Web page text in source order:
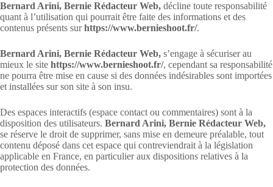
Bernard Arini, Bernie Rédacteur Web, décline toute responsabilité
quant à l’utilisation qui pourrait être faite des informations et des
contenus présents surhttps://www.bernieshoot.fr/.
Bernard Arini, Bernie Rédacteur Web, s’engage à sécuriser au
mieux le site https://www.bernieshoot.fr/, cependant sa responsabilité
ne pourra être mise en cause si des données indésirables sont importées
et installées sur son site à son insu.
Des espaces interactifs (espace contact ou commentaires) sont à la
disposition des utilisateurs. Bernard Arini, Bernie Rédacteur Web,
se réserve le droit de supprimer, sans mise en demeure préalable, tout
contenu déposé dans cet espace qui contreviendrait à la législation
applicable en France, en particulier aux dispositions relatives à la
protection des données.